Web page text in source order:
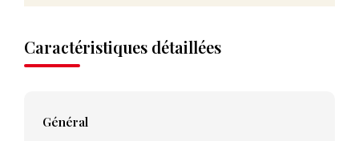
Caractéristiques détaillées
Général